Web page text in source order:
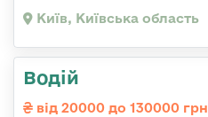
Київ, Київська область
Водій
від 20000 до 130000 грн